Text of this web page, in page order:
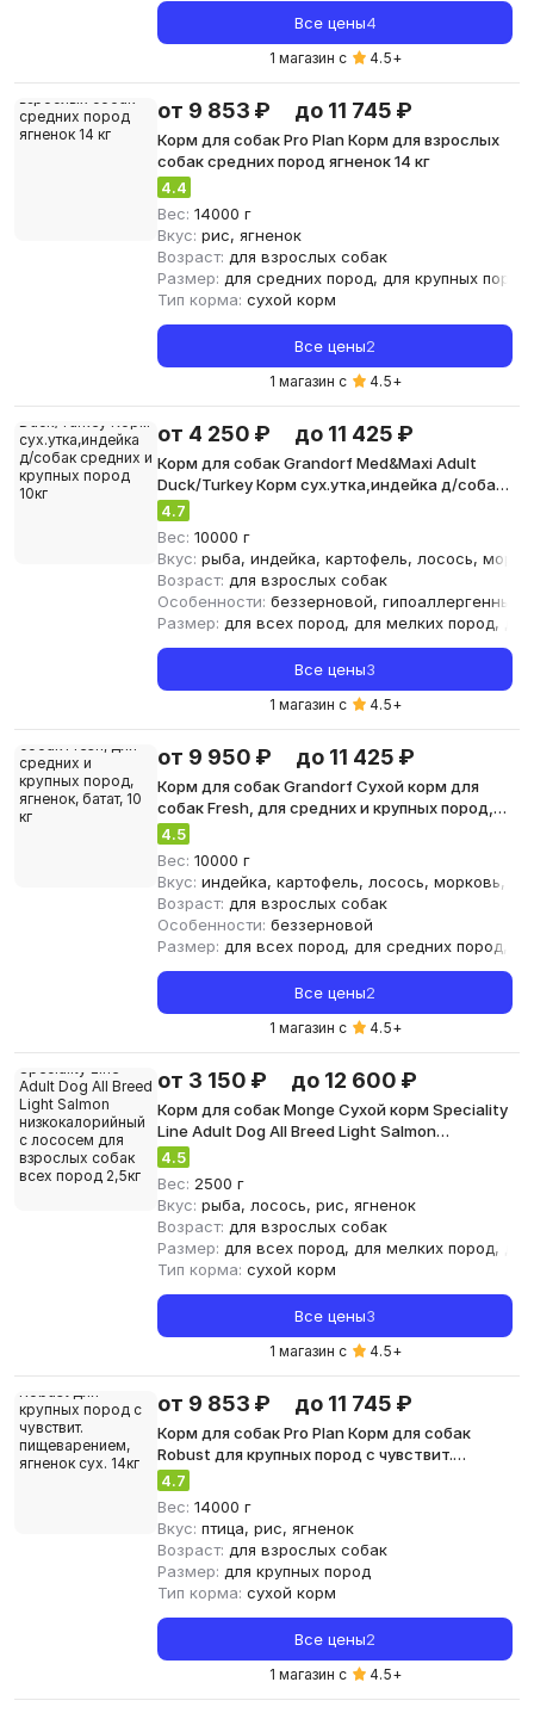
Все цены4
1 магазин с 4.5+
от 9 853 ₽ до 11 745 ₽
Корм для собак Pro Plan Корм для взрослых
собак средних пород ягненок 14 кг
4.4
Вес: 14000 г
Вкус: рис, ягненок
Возраст: для взрослых собак
Размер: для средних пород, для крупных пород
Тип корма: сухой корм
Все цены2
1 магазин с 4.5+
от 4 250 ₽ до 11 425 ₽
Корм для собак Grandorf Med&Maxi Adult
Duck/Turkey Корм сух.утка,индейка д/собак
средних и крупных пород 10кг
4.7
Вес: 10000 г
Вкус: рыба, индейка, картофель, лосось,
Возраст: для взрослых собак
Особенности: беззерновой, гипоаллергенный
Размер: для всех пород, для мелких пород,
Все цены3
1 магазин с 4.5+
от 9 950 ₽ до 11 425 ₽
Корм для собак Grandorf Сухой корм для
собак Fresh, для средних и крупных пород,
ягненок, батат, 10 кг
4.5
Вес: 10000 г
Вкус: индейка, картофель, лосось, морковь,
Возраст: для взрослых собак
Особенности: беззерновой
Размер: для всех пород, для средних пород,
Все цены2
1 магазин с 4.5+
от 3 150 ₽ до 12 600 ₽
Корм для собак Monge Сухой корм Speciality
Line Adult Dog All Breed Light Salmon
низкокалорийный с лососем для взрослых
собак всех пород 2,5кг
4.5
Вес: 2500 г
Вкус: рыба, лосось, рис, ягненок
Возраст: для взрослых собак
Размер: для всех пород, для мелких пород,
Тип корма: сухой корм
Все цены3
1 магазин с 4.5+
от 9 853 ₽ до 11 745 ₽
Корм для собак Pro Plan Корм для собак
Robust для крупных пород с чувствит.
пищеварением, ягненок сух. 14кг
4.7
Вес: 14000 г
Вкус: птица, рис, ягненок
Возраст: для взрослых собак
Размер: для крупных пород
Тип корма: сухой корм
Все цены2
1 магазин с 4.5+